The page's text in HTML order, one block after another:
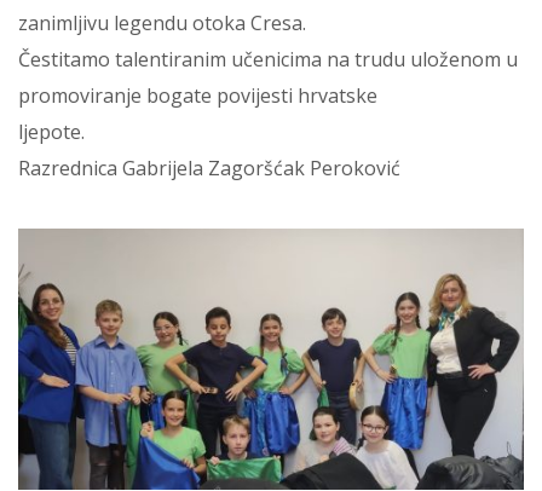
zanimljivu legendu otoka Cresa.
Čestitamo talentiranim učenicima na trudu uloženom u
promoviranje bogate povijesti hrvatske
ljepote.
Razrednica Gabrijela Zagoršćak Peroković